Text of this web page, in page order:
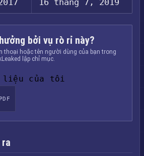
16 tháng 7, 2019
bởi vụ rò rỉ này?
thoại hoặc tên người dùng của bạn trong
lập chỉ mục.
liệu của tôi
ra